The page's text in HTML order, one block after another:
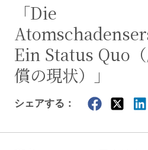
「Die
Ein Status Quo
償の現状）」
シェアする：